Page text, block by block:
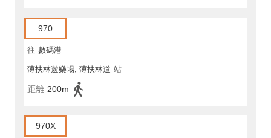
970
往 數碼港
薄扶林遊樂場, 薄扶林道 站
距離 200m
970X